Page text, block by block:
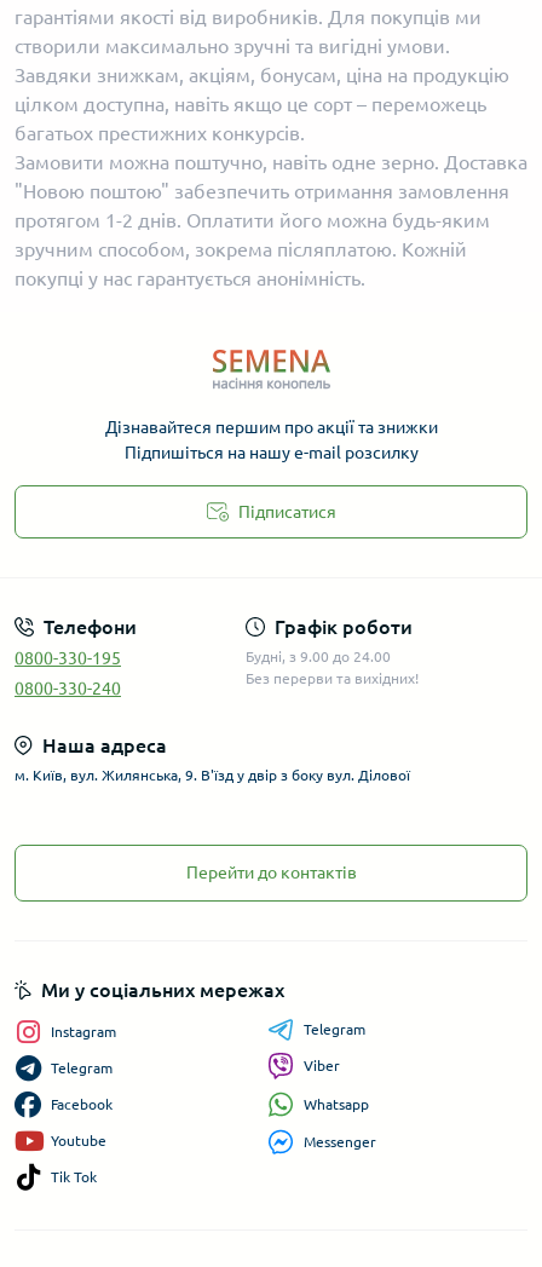
гарантіями якості від виробників. Для покупців ми
створили максимально зручні та вигідні умови.
Завдяки знижкам, акціям, бонусам, ціна на продукцію
цілком доступна, навіть якщо це сорт – переможець
багатьох престижних конкурсів.
Замовити можна поштучно, навіть одне зерно. Доставка
"Новою поштою" забезпечить отримання замовлення
протягом 1-2 днів. Оплатити його можна будь-яким
зручним способом, зокрема післяплатою. Кожній
покупці у нас гарантується анонімність.
Дізнавайтеся першим про акції та знижки
Підпишіться на нашу e-mail розсилку
Підписатися
Телефони
0800-330-195
0800-330-240
Графік роботи
Будні, з 9.00 до 24.00
Без перерви та вихідних!
Наша адреса
м. Київ, вул. Жилянська, 9. В'їзд у двір з боку вул. Ділової
Перейти до контактів
Ми у соціальних мережах
Instagram
Telegram
Facebook
Youtube
Tik Tok
Telegram
Viber
Whatsapp
Messenger